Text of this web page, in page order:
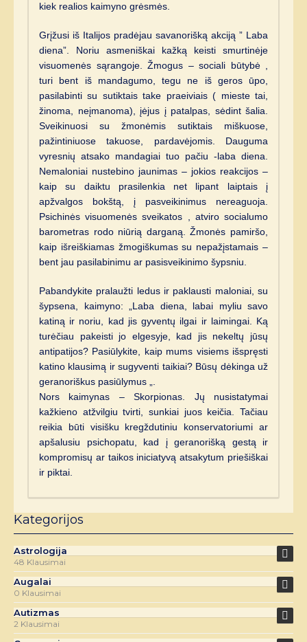
kiek realios kaimyno grėsmės.
Grįžusi iš Italijos pradėjau savanorišką akciją ” Laba
diena”. Noriu asmeniškai kažką keisti smurtinėje
visuomenės sąrangoje. Žmogus – sociali būtybė ,
turi bent iš mandagumo, tegu ne iš geros ūpo,
pasilabinti su sutiktais take praeiviais ( mieste tai,
žinoma, neįmanoma), įėjus į patalpas, sėdint šalia.
Sveikinuosi su žmonėmis sutiktais miškuose,
pažintiniuose takuose, pardavėjomis. Dauguma
vyresnių atsako mandagiai tuo pačiu -laba diena.
Nemaloniai nustebino jaunimas – jokios reakcijos –
kaip su daiktu prasilenkia net lipant laiptais į
apžvalgos bokštą, į pasveikinimus nereaguoja.
Psichinės visuomenės sveikatos , atviro socialumo
barometras rodo niūrią darganą. Žmonės pamiršo,
kaip išreiškiamas žmogiškumas su nepažįstamais –
bent jau pasilabinimu ar pasisveikinimo šypsniu.
Pabandykite pralaužti ledus ir paklausti maloniai, su
šypsena, kaimyno: „Laba diena, labai myliu savo
katiną ir noriu, kad jis gyventų ilgai ir laimingai. Ką
turėčiau pakeisti jo elgesyje, kad jis nekeltų jūsų
antipatijos? Pasiūlykite, kaip mums visiems išspręsti
katino klausimą ir sugyventi taikiai? Būsų dėkinga už
geranoriškus pasiūlymus „.
Nors kaimynas – Skorpionas. Jų nusistatymai
kažkieno atžvilgiu tvirti, sunkiai juos keičia. Tačiau
reikia būti visišku kregždutiniu konservatoriumi ar
apšalusiu psichopatu, kad į geranorišką gestą ir
kompromisų ar taikos iniciatyvą atsakytum priešiškai
ir piktai.
Kategorijos
Astrologija
48 Klausimai
Augalai
0 Klausimai
Autizmas
2 Klausimai